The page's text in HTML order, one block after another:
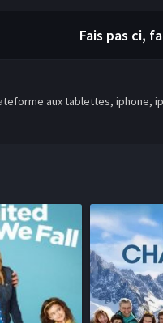
Fais pas ci,
aux tablettes, iphone,